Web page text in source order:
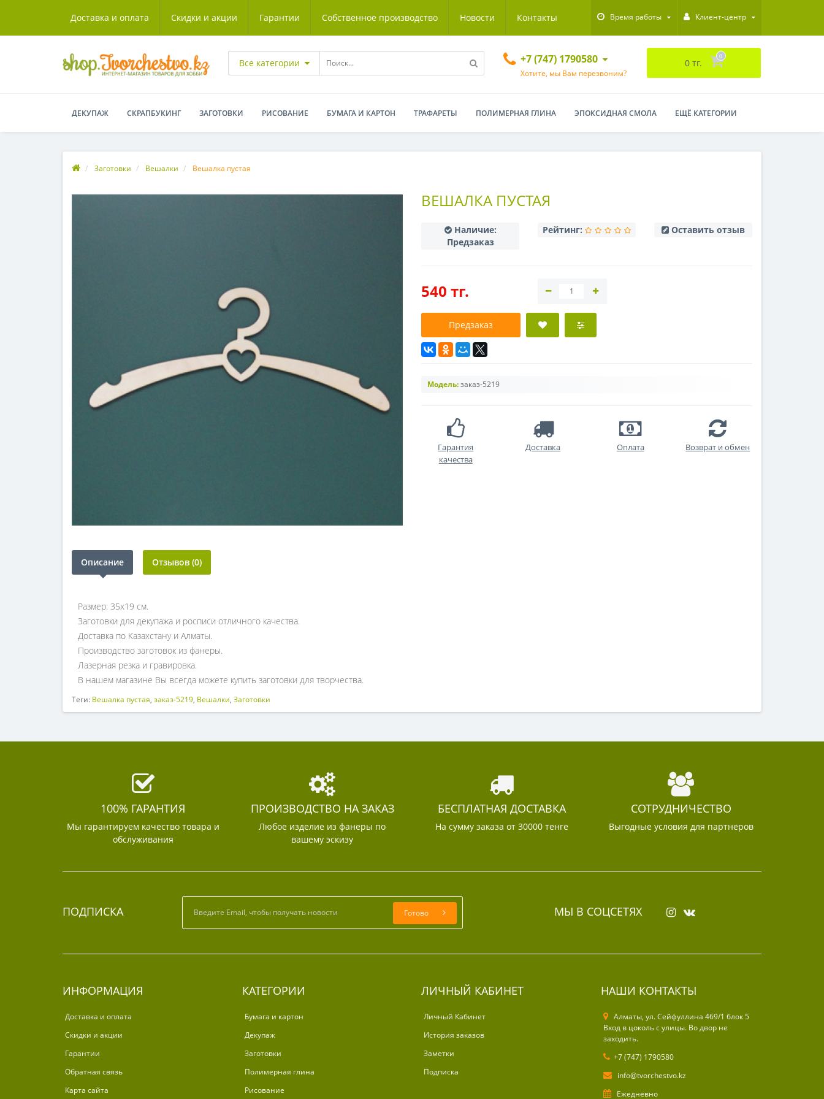
Доставка и оплата Скидки и акции Гарантии Собственное производство Новости Контакты Время работы Клиент-центр
Все категории +7 (747) 1790580
Хотите, мы Вам перезвоним?
0 тг.
0
ДЕКУПАЖ СКРАПБУКИНГ ЗАГОТОВКИ РИСОВАНИЕ БУМАГА И КАРТОН ТРАФАРЕТЫ ПОЛИМЕРНАЯ ГЛИНА ЭПОКСИДНАЯ СМОЛА ЕЩЁ КАТЕГОРИИ
Заготовки Вешалки Вешалка пустая
ВЕШАЛКА ПУСТАЯ
Наличие:
Предзаказ
Рейтинг: Оставить отзыв
540 тг.
Предзаказ
Модель:заказ-5219
Гарантия
качества
Доставка Оплата Возврат и обмен
Описание Отзывов (0)
Размер: 35х19 см.
Заготовки для декупажа и росписи отличного качества.
Доставка по Казахстану и Алматы.
Производство заготовок из фанеры.
Лазерная резка и гравировка.
В нашем магазине Вы всегда можете купить заготовки для творчества.
Теги: Вешалка пустая, заказ-5219, Вешалки, Заготовки
100% ГАРАНТИЯ
Мы гарантируем качество товара и
обслуживания
ПРОИЗВОДСТВО НА ЗАКАЗ
Любое изделие из фанеры по
вашему эскизу
БЕСПЛАТНАЯ ДОСТАВКА
На сумму заказа от 30000 тенге
СОТРУДНИЧЕСТВО
Выгодные условия для партнеров
ПОДПИСКА Готово МЫ В СОЦСЕТЯХ
ИНФОРМАЦИЯ
Доставка и оплата
Скидки и акции
Гарантии
Обратная связь
Карта сайта
КАТЕГОРИИ
Бумага и картон
Декупаж
Заготовки
Полимерная глина
Рисование
ЛИЧНЫЙ КАБИНЕТ
Личный Кабинет
История заказов
Заметки
Подписка
НАШИ КОНТАКТЫ
Алматы, ул. Cейфуллина 469/1 блок 5
Вход в цоколь с улицы. Во двор не
заходить.
+7 (747) 1790580
info@tvorchestvo.kz
Ежедневно